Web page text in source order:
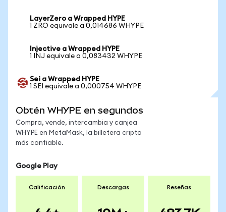
LayerZero a Wrapped HYPE
1 ZRO equivale a 0,014686 WHYPE
Injective a Wrapped HYPE
1 INJ equivale a 0,083432 WHYPE
Sei a Wrapped HYPE
1 SEI equivale a 0,000754 WHYPE
Obtén WHYPE en segundos
Compra, vende, intercambia y canjea
WHYPE en MetaMask, la billetera cripto
más confiable.
Google Play
Calificación Descargas Reseñas